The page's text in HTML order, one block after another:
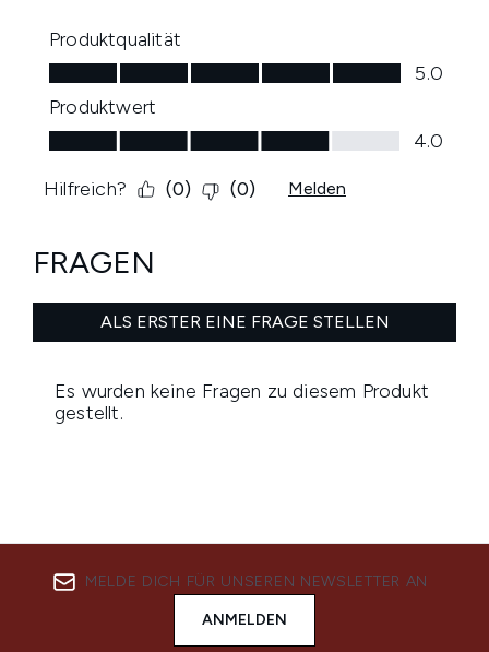
MELDE DICH FÜR UNSEREN NEWSLETTER AN
ANMELDEN